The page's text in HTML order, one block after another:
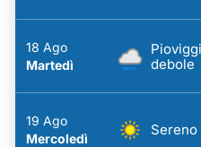
18 Ago
Martedì
debole
19 Ago
Mercoledì
Sereno